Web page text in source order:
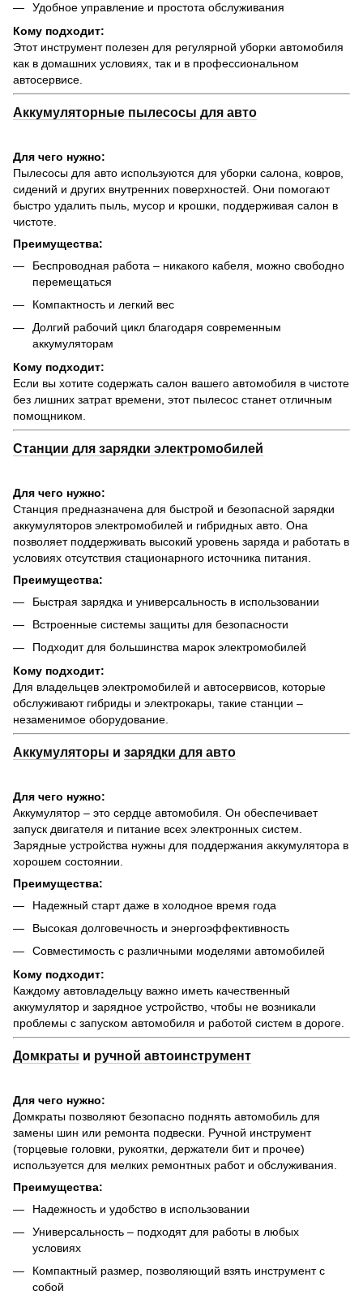
Удобное управление и простота обслуживания
Кому подходит:
Этот инструмент полезен для регулярной уборки автомобиля
как в домашних условиях, так и в профессиональном
автосервисе.
Аккумуляторные пылесосы для авто
Для чего нужно:
Пылесосы для авто используются для уборки салона, ковров,
сидений и других внутренних поверхностей. Они помогают
быстро удалить пыль, мусор и крошки, поддерживая салон в
чистоте.
Преимущества:
Беспроводная работа – никакого кабеля, можно свободно
перемещаться
Компактность и легкий вес
Долгий рабочий цикл благодаря современным
аккумуляторам
Кому подходит:
Если вы хотите содержать салон вашего автомобиля в чистоте
без лишних затрат времени, этот пылесос станет отличным
помощником.
Станции для зарядки электромобилей
Для чего нужно:
Станция предназначена для быстрой и безопасной зарядки
аккумуляторов электромобилей и гибридных авто. Она
позволяет поддерживать высокий уровень заряда и работать в
условиях отсутствия стационарного источника питания.
Преимущества:
Быстрая зарядка и универсальность в использовании
Встроенные системы защиты для безопасности
Подходит для большинства марок электромобилей
Кому подходит:
Для владельцев электромобилей и автосервисов, которые
обслуживают гибриды и электрокары, такие станции –
незаменимое оборудование.
Аккумуляторы и зарядки для авто
Для чего нужно:
Аккумулятор – это сердце автомобиля. Он обеспечивает
запуск двигателя и питание всех электронных систем.
Зарядные устройства нужны для поддержания аккумулятора в
хорошем состоянии.
Преимущества:
Надежный старт даже в холодное время года
Высокая долговечность и энергоэффективность
Совместимость с различными моделями автомобилей
Кому подходит:
Каждому автовладельцу важно иметь качественный
аккумулятор и зарядное устройство, чтобы не возникали
проблемы с запуском автомобиля и работой систем в дороге.
Домкраты и ручной автоинструмент
Для чего нужно:
Домкраты позволяют безопасно поднять автомобиль для
замены шин или ремонта подвески. Ручной инструмент
(торцевые головки, рукоятки, держатели бит и прочее)
используется для мелких ремонтных работ и обслуживания.
Преимущества:
Надежность и удобство в использовании
Универсальность – подходят для работы в любых
условиях
Компактный размер, позволяющий взять инструмент с
собой